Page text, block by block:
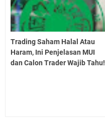
Trading Saham Halal Atau
Haram, Ini Penjelasan MUI
dan Calon Trader Wajib Tahu!